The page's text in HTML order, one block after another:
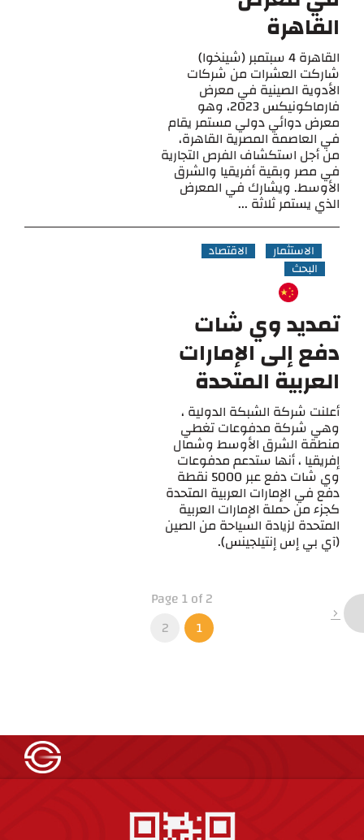
القاهرة
القاهرة 4 سبتمبر (شينخوا)
شاركت العشرات من شركات
الأدوية الصينية في معرض
فارماكونيكس 2023، وهو
معرض دوائي دولي مستمر يقام
في العاصمة المصرية القاهرة،
من أجل استكشاف الفرص التجارية
في مصر وبقية أفريقيا والشرق
الأوسط. ويشارك في المعرض
الذي يستمر ثلاثة ...
الاستثمار
الاقتصاد
البحث
تمديد وي شات
دفع إلى الإمارات
العربية المتحدة
أعلنت شركة الشبكة الدولية ،
وهي شركة مدفوعات تغطي
منطقة الشرق الأوسط وشمال
إفريقيا ، أنها ستدعم مدفوعات
وي شات دفع عبر 5000 نقطة
دفع في الإمارات العربية المتحدة
كجزء من حملة الإمارات العربية
المتحدة لزيادة السياحة من الصين
(آي بي إس إنتيلجينس).
Page 1 of 2
1
2